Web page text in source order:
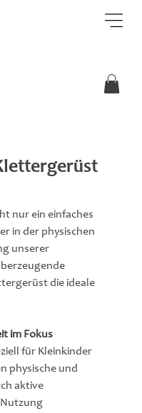
nur ein einfaches
in der physischen
unserer
die ideale
im Fokus
für Kleinkinder
physische und
aktive
Nutzung